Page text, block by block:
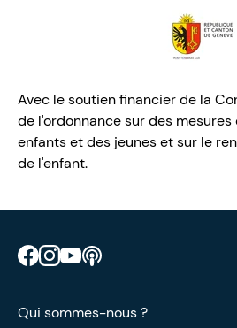
Avec le soutien financier de la
de l'ordonnance sur des
enfants et des jeunes et sur le
de l'enfant.
Retrouve CIAO sur Facebook
Retrouve CIAO sur
Retrouve CIAO sur
Qui sommes-nous ?